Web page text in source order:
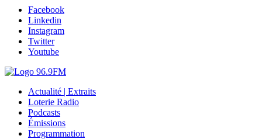
Facebook
Linkedin
Instagram
Twitter
Youtube
Actualité | Extraits
Loterie Radio
Podcasts
Émissions
Programmation